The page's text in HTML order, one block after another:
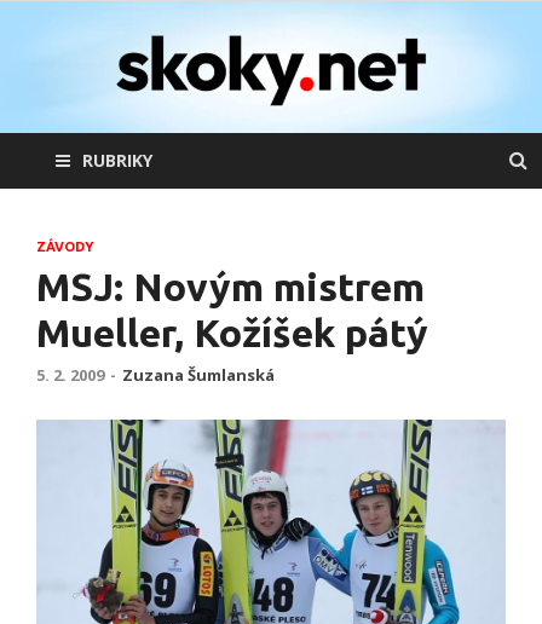
skoky.net
skoky na lyžích
RUBRIKY
ZÁVODY
MSJ: Novým mistrem
Mueller, Kožíšek pátý
5. 2. 2009 - Zuzana Šumlanská